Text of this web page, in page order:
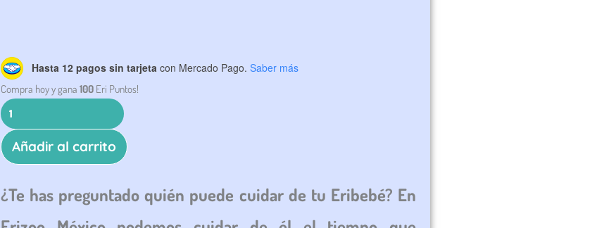
Hasta 12 pagos sin tarjeta con Mercado Pago. Saber más
Compra hoy y gana 100 Eri Puntos!
Hotel
para
Eribebés
cantidad
Añadir al carrito
¿Te has preguntado quién puede cuidar de tu Eribebé? En